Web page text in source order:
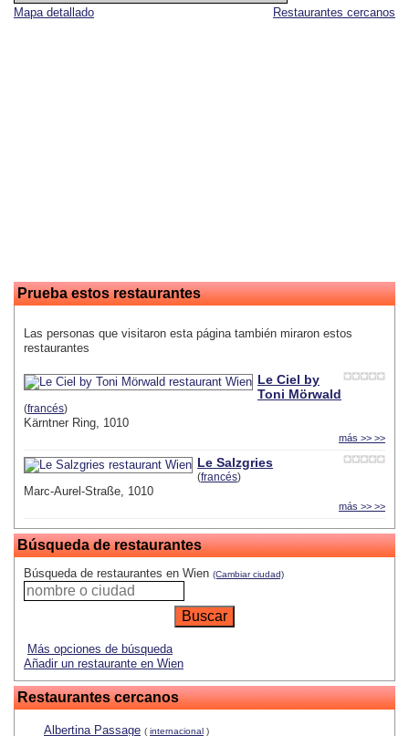
Restaurantes cercanos
Mapa detallado
Prueba estos restaurantes
Las personas que visitaron esta página también miraron estos
restaurantes
Le Ciel by
Toni Mörwald
(francés)
Kärntner Ring, 1010
más >> >>
Le Salzgries
(francés)
Marc-Aurel-Straße, 1010
más >> >>
Búsqueda de restaurantes
Búsqueda de restaurantes en Wien (Cambiar ciudad)
Más opciones de búsqueda
Añadir un restaurante en Wien
Restaurantes cercanos
Albertina Passage ( internacional )